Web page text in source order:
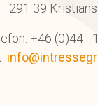
291 39
+46 (0)44 -